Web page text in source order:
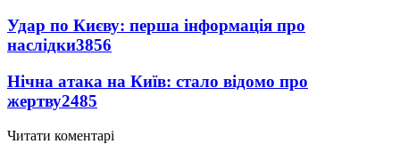
Удар по Києву: перша інформація про
наслідки3856
Нічна атака на Київ: стало відомо про
жертву2485
Читати коментарі